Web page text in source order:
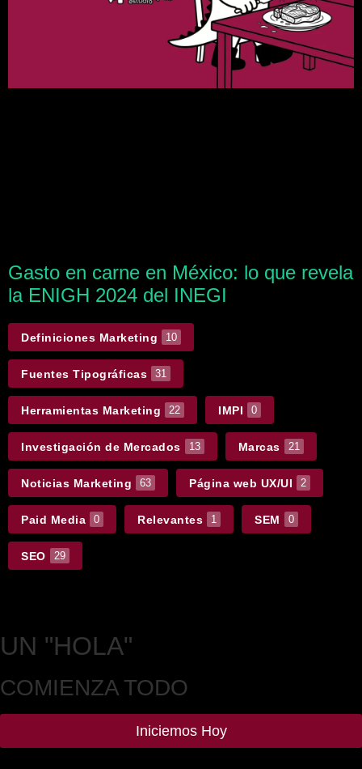
Gasto en carne en México: lo que revela
la ENIGH 2024 del INEGI
Definiciones Marketing 10
Fuentes Tipográficas 31
Herramientas Marketing 22 IMPI 0
Investigación de Mercados 13 Marcas 21
Noticias Marketing 63 Página web UX/UI 2
Paid Media 0 Relevantes 1 SEM 0
SEO 29
UN "HOLA"
COMIENZA TODO
Iniciemos Hoy